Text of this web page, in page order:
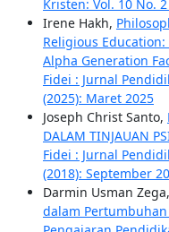
Kristen: Vol. 10 No.
Irene Hakh,
Religious
Alpha Generation
Fidei : Jurnal
(2025): Maret 2025
Joseph Christ Santo,
DALAM TINJAUAN
Fidei : Jurnal
(2018): September
Darmin Usman Zega,
dalam